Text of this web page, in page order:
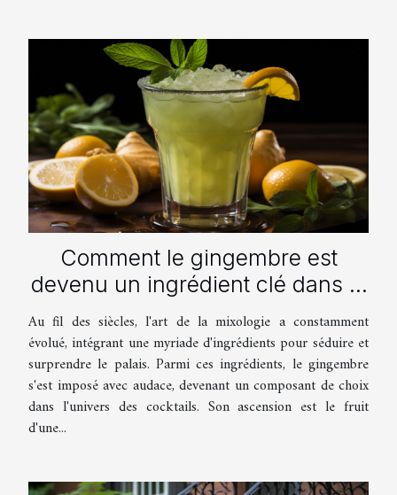
Comment le gingembre est
devenu un ingrédient clé dans la
mixologie moderne
Au fil des siècles, l'art de la mixologie a constamment
évolué, intégrant une myriade d'ingrédients pour séduire et
surprendre le palais. Parmi ces ingrédients, le gingembre
s'est imposé avec audace, devenant un composant de choix
dans l'univers des cocktails. Son ascension est le fruit
d'une...